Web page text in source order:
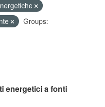
Groups:
energetici a fonti